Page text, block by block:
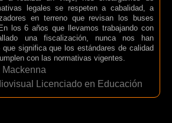
legales se respeten a cabalidad, a
en terreno que revisan los buses
los 6 años que llevamos trabajando con
una fiscalización, nunca nos han
significa que los estándares de calidad
con las normativas vigentes.
Licenciado en Educación